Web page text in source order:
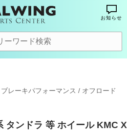
お知らせ
レーキパフォーマンス / オフロード
タンドラ 等 ホイール KMC X